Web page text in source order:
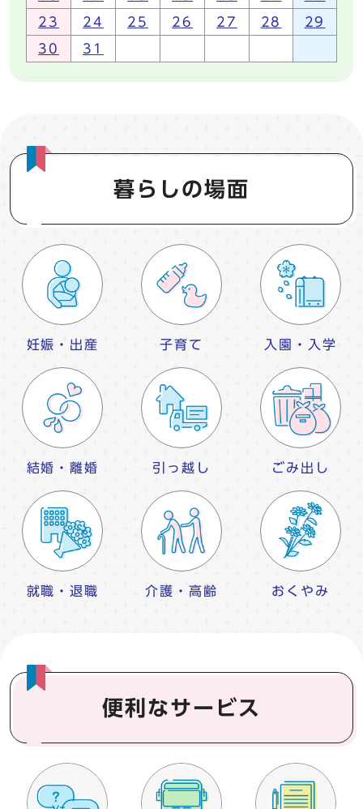
23 24 25 26 27 28 29
30 31
暮らしの場面
妊娠・出産 子育て 入園・入学
結婚・離婚 引っ越し ごみ出し
就職・退職 介護・高齢 おくやみ
便利なサービス